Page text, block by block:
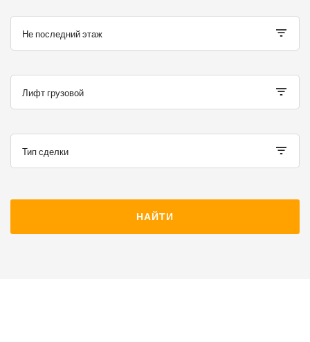
Не последний этаж
Лифт грузовой
Тип сделки
НАЙТИ